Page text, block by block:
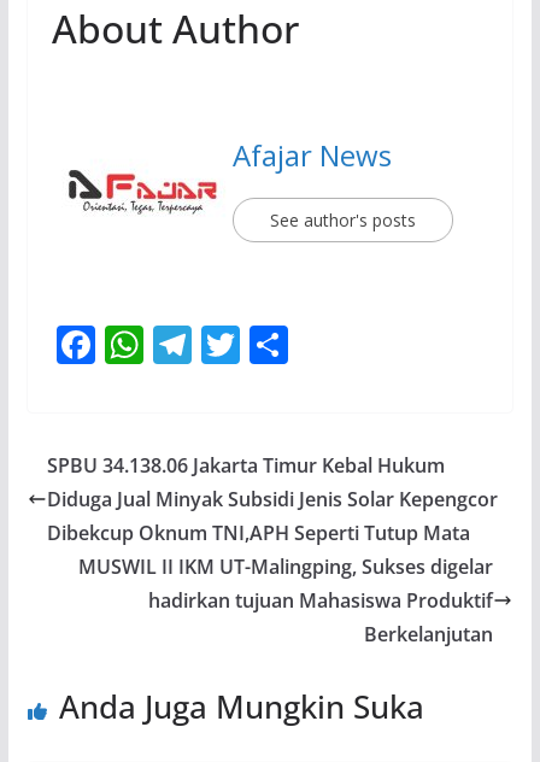
About Author
Afajar News
See author's posts
F
b
o
o
k
W
s
A
p
p
T
gr
a
m
T
er
S
e
SPBU 34.138.06 Jakarta Timur Kebal Hukum
Diduga Jual Minyak Subsidi Jenis Solar Kepengcor
Dibekcup Oknum TNI,APH Seperti Tutup Mata
MUSWIL II IKM UT-Malingping, Sukses digelar
hadirkan tujuan Mahasiswa Produktif
Berkelanjutan
Anda Juga Mungkin Suka